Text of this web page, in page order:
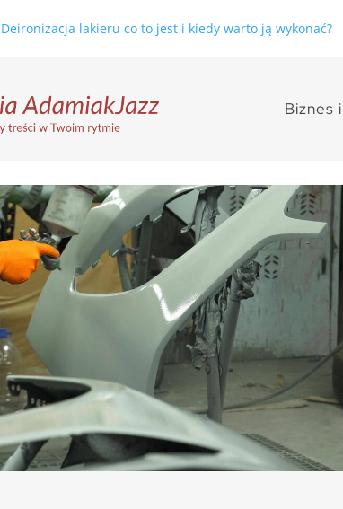
Deironizacja lakieru co to jest i kiedy warto ją wykonać?
Biznes